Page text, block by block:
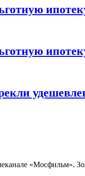
«Мосфильм».